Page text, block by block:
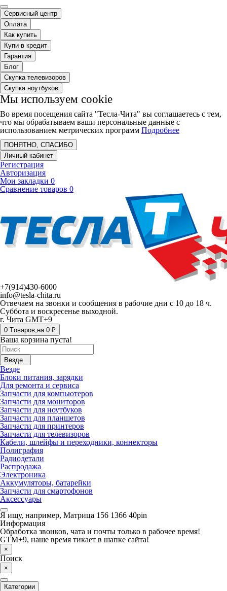
Сервисный центр
Оплата
Как купить
Купи в кредит
Гарантия
Блог
Скупка телевизоров
Скупка ноутбуков
Мы используем cookie
Во время посещения сайта "Тесла-Чита" вы соглашаетесь с тем,
что мы обрабатываем ваши персональные данные с
использованием метрических программ Подробнее
ПОНЯТНО, СПАСИБО
Личный кабинет
Регистрация
Авторизация
Мои закладки 0
Сравнение товаров 0
+7(914)430-6000
info@tesla-chita.ru
Отвечаем на звонки и сообщения в рабочие дни с 10 до 18 ч.
Суббота и воскресенье выходной.
г. Чита GMT+9
0 Tоваров,на 0 ₽
Ваша корзина пуста!
Везде
Везде
Блоки питания, зарядки
Для ремонта и сервиса
Запчасти для компьютеров
Запчасти для мониторов
Запчасти для ноутбуков
Запчасти для планшетов
Запчасти для принтеров
Запчасти для телевизоров
Кабели, шлейфы и переходники, коннекторы
Полиграфия
Радиодетали
Распродажа
Электроника
Аккумуляторы, батарейки
Запчасти для смартофонов
Аксессуары
Я ищу, например, Матрица 156 1366 40pin
Информация
Обработка звонков, чата и почты только в рабочее время!
GTM+9, наше время тикает в шапке сайта!
×
Поиск
×
Категории